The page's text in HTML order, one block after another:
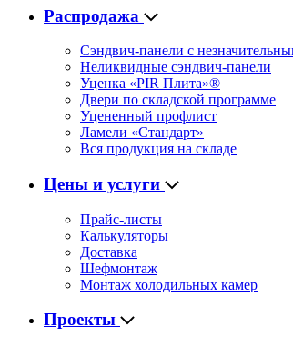
Распродажа
Сэндвич-панели с
Неликвидные сэндвич-панели
Уценка «PIR Плита»®
Двери по складской программе
Уцененный профлист
Ламели «Стандарт»
Вся продукция на складе
Цены и услуги
Прайс-листы
Калькуляторы
Доставка
Шефмонтаж
Монтаж холодильных камер
Проекты